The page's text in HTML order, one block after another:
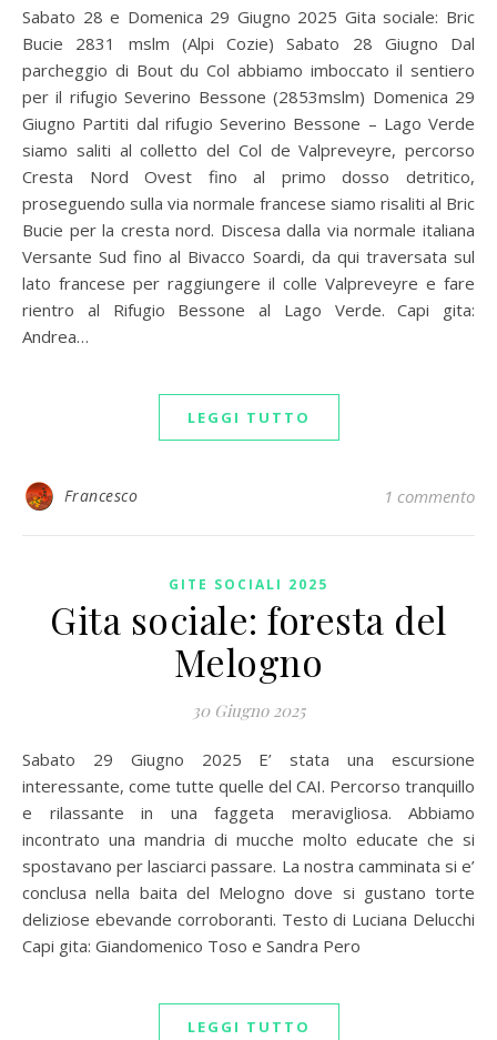
Sabato 28 e Domenica 29 Giugno 2025 Gita sociale: Bric
Bucie 2831 mslm (Alpi Cozie) Sabato 28 Giugno Dal
parcheggio di Bout du Col abbiamo imboccato il sentiero
per il rifugio Severino Bessone (2853mslm) Domenica 29
Giugno Partiti dal rifugio Severino Bessone – Lago Verde
siamo saliti al colletto del Col de Valpreveyre, percorso
Cresta Nord Ovest fino al primo dosso detritico,
proseguendo sulla via normale francese siamo risaliti al Bric
Bucie per la cresta nord. Discesa dalla via normale italiana
Versante Sud fino al Bivacco Soardi, da qui traversata sul
lato francese per raggiungere il colle Valpreveyre e fare
rientro al Rifugio Bessone al Lago Verde. Capi gita:
Andrea…
LEGGI TUTTO
Francesco 1 commento
GITE SOCIALI 2025
Gita sociale: foresta del
Melogno
30 Giugno 2025
Sabato 29 Giugno 2025 E’ stata una escursione
interessante, come tutte quelle del CAI. Percorso tranquillo
e rilassante in una faggeta meravigliosa. Abbiamo
incontrato una mandria di mucche molto educate che si
spostavano per lasciarci passare. La nostra camminata si e’
conclusa nella baita del Melogno dove si gustano torte
deliziose ebevande corroboranti. Testo di Luciana Delucchi
Capi gita: Giandomenico Toso e Sandra Pero
LEGGI TUTTO